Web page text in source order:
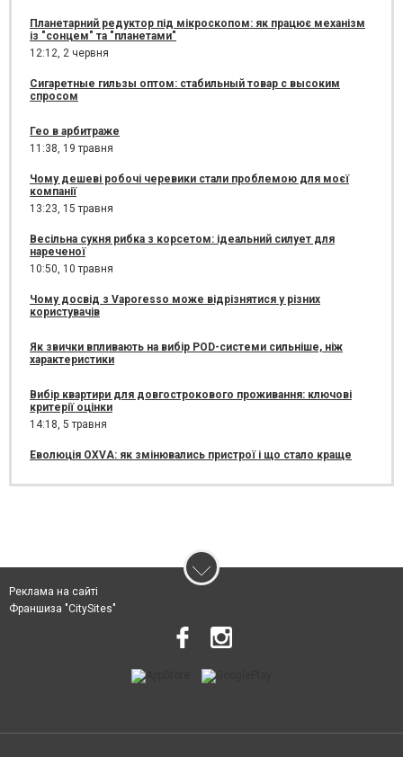
Планетарний редуктор під мікроскопом: як працює механізм
із "сонцем" та "планетами"
12:12, 2 червня
Сигаретные гильзы оптом: стабильный товар с высоким
спросом
Гео в арбитраже
11:38, 19 травня
Чому дешеві робочі черевики стали проблемою для моєї
компанії
13:23, 15 травня
Весільна сукня рибка з корсетом: ідеальний силует для
нареченої
10:50, 10 травня
Чому досвід з Vaporesso може відрізнятися у різних
користувачів
Як звички впливають на вибір POD-системи сильніше, ніж
характеристики
Вибір квартири для довгострокового проживання: ключові
критерії оцінки
14:18, 5 травня
Еволюція OXVA: як змінювались пристрої і що стало краще
Реклама на сайті
Франшиза "CitySites"